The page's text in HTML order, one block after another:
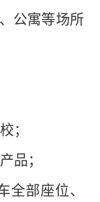
公寓等场所
；
品；
部座位、